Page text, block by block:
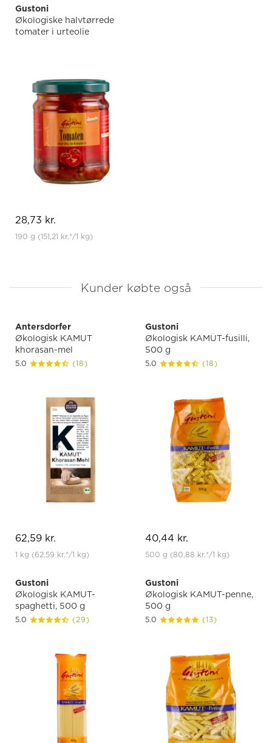
Gustoni
Økologiske halvtørrede
tomater i urteolie
28,73 kr.
190 g (151,21 kr.*/1 kg)
Kunder købte også
Antersdorfer
Økologisk KAMUT
khorasan-mel
5.0 (18)
62,59 kr.
1 kg (62,59 kr.*/1 kg)
Gustoni
Økologisk KAMUT-fusilli,
500 g
5.0 (18)
40,44 kr.
500 g (80,88 kr.*/1 kg)
Gustoni
Økologisk KAMUT-
spaghetti, 500 g
5.0 (29)
Gustoni
Økologisk KAMUT-penne,
500 g
5.0 (13)